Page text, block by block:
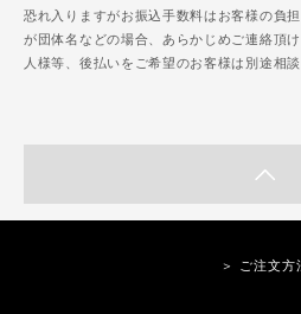
恐れ入りますがお振込手数料はお客様の負
が団体名などの場合、あらかじめご連絡頂
人様等、後払いをご希望のお客様は別途相
＞ ご注文方